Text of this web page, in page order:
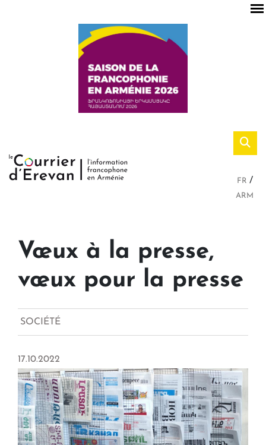
FR
ARM
Vœux à la presse,
vœux pour la presse
SOCIÉTÉ
17.10.2022